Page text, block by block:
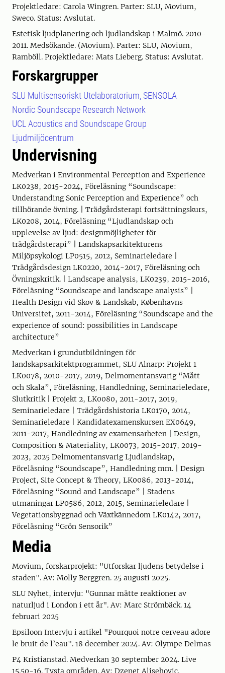
Projektledare: Carola Wingren. Parter: SLU, Movium,
Sweco. Status: Avslutat.
Estetisk ljudplanering och ljudlandskap i Malmö. 2010-
2011. Medsökande. (Movium). Parter: SLU, Movium,
Ramböll. Projektledare: Mats Lieberg. Status: Avslutat.
Forskargrupper
SLU Multisensoriskt Utelaboratorium, SENSOLA
Nordic Soundscape Research Network
UCL Acoustics and Soundscape Group
Ljudmiljöcentrum
Undervisning
Medverkan i Environmental Perception and Experience
LK0238, 2015-2024, Föreläsning “Soundscape:
Understanding Sonic Perception and Experience” och
tillhörande övning. | Trädgårdsterapi fortsättningskurs,
LK0208, 2014, Föreläsning “Ljudlandskap och
upplevelse av ljud: designmöjligheter för
trädgårdsterapi” | Landskapsarkitekturens
Miljöpsykologi LP0515, 2012, Seminarieledare |
Trädgårdsdesign LK0220, 2014-2017, Föreläsning och
Övningskritik. | Landscape analysis, LK0239, 2015-2016,
Föreläsning “Soundscape and landscape analysis” |
Health Design vid Skov & Landskab, Københavns
Universitet, 2011-2014, Föreläsning “Soundscape and the
experience of sound: possibilities in Landscape
architecture”
Medverkan i grundutbildningen för
landskapsarkitektprogrammet, SLU Alnarp: Projekt 1
LK0078, 2010-2017, 2019, Delmomentansvarig “Mått
och Skala”, Föreläsning, Handledning, Seminarieledare,
Slutkritik | Projekt 2, LK0080, 2011-2017, 2019,
Seminarieledare | Trädgårdshistoria LK0170, 2014,
Seminarieledare | Kandidatexamenskursen EX0649,
2011-2017, Handledning av examensarbeten | Design,
Composition & Materiality, LK0073, 2015-2017, 2019-
2023, 2025 Delmomentansvarig Ljudlandskap,
Föreläsning “Soundscape”, Handledning mm. | Design
Project, Site Concept & Theory, LK0086, 2013-2014,
Föreläsning “Sound and Landscape” | Stadens
utmaningar LP0586, 2012, 2015, Seminarieledare |
Vegetationsbyggnad och Växtkännedom LK0142, 2017,
Föreläsning “Grön Sensorik”
Media
Movium, forskarprojekt: "Utforskar ljudens betydelse i
staden". Av: Molly Berggren. 25 augusti 2025.
SLU Nyhet, intervju: "Gunnar mätte reaktioner av
naturljud i London i ett år". Av: Marc Strömbäck. 14
februari 2025
Epsiloon Intervju i artikel "Pourquoi notre cerveau adore
le bruit de l’eau". 18 december 2024. Av: Olympe Delmas
P4 Kristianstad. Medverkan 30 september 2024. Live
15.50-16. Tysta områden. Av: Dzenet Alisehovic.